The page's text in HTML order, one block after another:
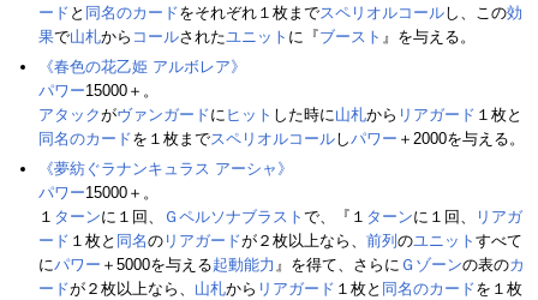
ード と 同名のカードをそれぞれ１枚までスペリオルコールし、この効
果で山札から コールされたユニット に『ブースト 』を与える。
《春色の花乙姫 アルボレア》
パワー15000＋。
アタックがヴァンガードに ヒット した時に山札から リアガード １枚と
同名のカードを１枚までスペリオルコールしパワー ＋2000を与える。
《夢紡ぐラナンキュラス アーシャ》
パワー15000＋。
１ ターンに１回、 Ｇペルソナブラスト で、『１ ターンに１回、
リアガ
ード １枚と 同名の リアガードが２枚以上なら、 前列 のユニット すべて
にパワー ＋5000を与える起動能力 』を得て、さらに Ｇゾーンの表のカ
ードが２枚以上なら、 山札から リアガード １枚と 同名のカードを１枚